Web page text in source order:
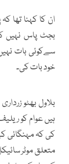
ان کا کہنا تھا
بجٹ پاس نہیں
خود بات کی۔
بلاول بھٹو
ہیں عوام کو
کی کہ مہنگائی
متعلق موٹر